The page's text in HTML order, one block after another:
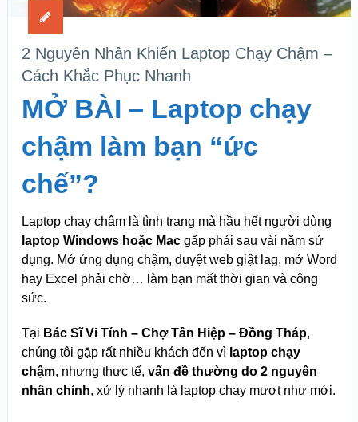
2 Nguyên Nhân Khiến Laptop Chạy Chậm –
Cách Khắc Phục Nhanh
MỞ BÀI – Laptop chạy
chậm làm bạn “ức
chế”?
Laptop chạy chậm là tình trạng mà hầu hết người dùng
laptop Windows hoặc Macgặp phải sau vài năm sử
dụng. Mở ứng dụng chậm, duyệt web giật lag, mở Word
hay Excel phải chờ… làm bạn mất thời gian và công
sức.
Tại Bác Sĩ Vi Tính – Chợ Tân Hiệp – Đồng Tháp,
chúng tôi gặp rất nhiều khách đến vì laptop chạy
chậm, nhưng thực tế, vấn đề thường do 2 nguyên
nhân chính, xử lý nhanh là laptop chạy mượt như mới.